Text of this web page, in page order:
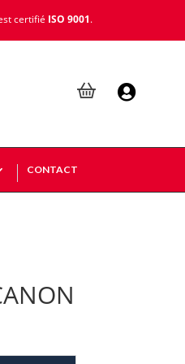
certifié ISO 9001.

CONTACT